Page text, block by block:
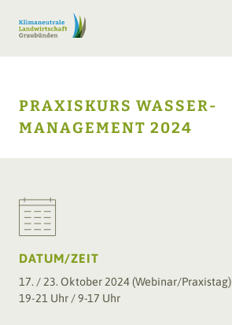
PRAXISKURS WASSER-
MANAGEMENT 2024
DATUM/ZEIT
17. / 23. Oktober 2024 (Webinar/Praxistag)
19-21 Uhr / 9-17 Uhr